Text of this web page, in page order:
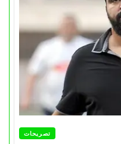
تصريحات